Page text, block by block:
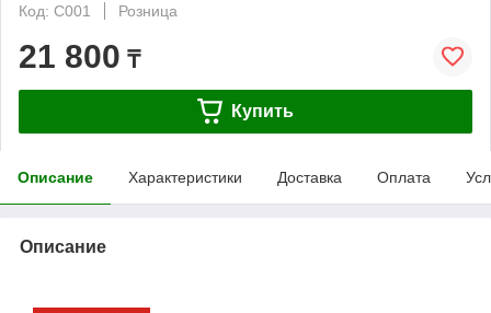
Код: C001
Розница
21 800 ₸
Купить
Описание Характеристики Доставка Оплата
Описание